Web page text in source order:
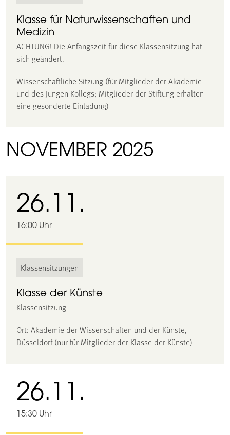
Klasse für Naturwissenschaften und
Medizin
ACHTUNG! Die Anfangszeit für diese Klassensitzung hat
sich geändert.
Wissenschaftliche Sitzung (für Mitglieder der Akademie
und des Jungen Kollegs; Mitglieder der Stiftung erhalten
eine gesonderte Einladung)
NOVEMBER 2025
26.11.
16:00 Uhr
Klassensitzungen
Klasse der Künste
Klassensitzung
Ort: Akademie der Wissenschaften und der Künste,
Düsseldorf (nur für Mitglieder der Klasse der Künste)
26.11.
15:30 Uhr